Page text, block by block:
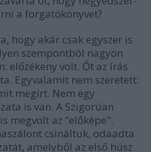
a forgatókönyvet?
hogy akár csak egyszer is
szempontból nagyon
előzékeny volt. Őt az írás
Egyvalamit nem szeretett:
megírt. Nem egy
is van. A Szigorúan
megvolt az “előképe".
csináltuk, odaadta
amelyből az első húsz